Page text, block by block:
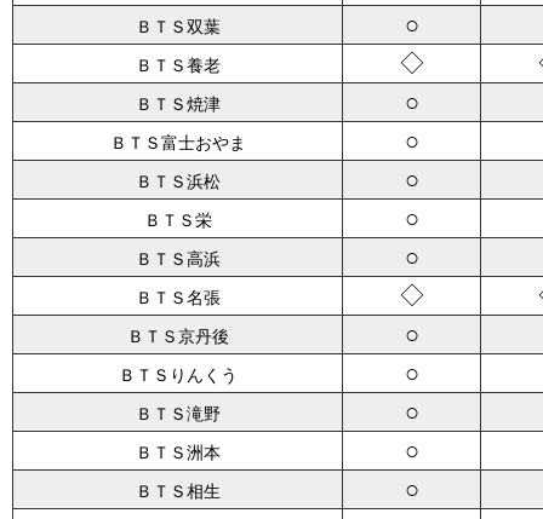
ＢＴＳ双葉 ○
ＢＴＳ養老 ◇
ＢＴＳ焼津 ○
ＢＴＳ富士おやま ○
ＢＴＳ浜松 ○
ＢＴＳ栄 ○
ＢＴＳ高浜 ○
ＢＴＳ名張 ◇
ＢＴＳ京丹後 ○
ＢＴＳりんくう ○
ＢＴＳ滝野 ○
ＢＴＳ洲本 ○
ＢＴＳ相生 ○